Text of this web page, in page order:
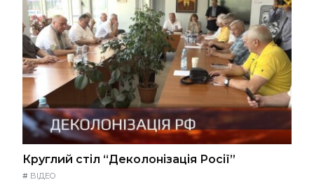
Круглий стіл “Деколонізація Росії”
# ВІДЕО